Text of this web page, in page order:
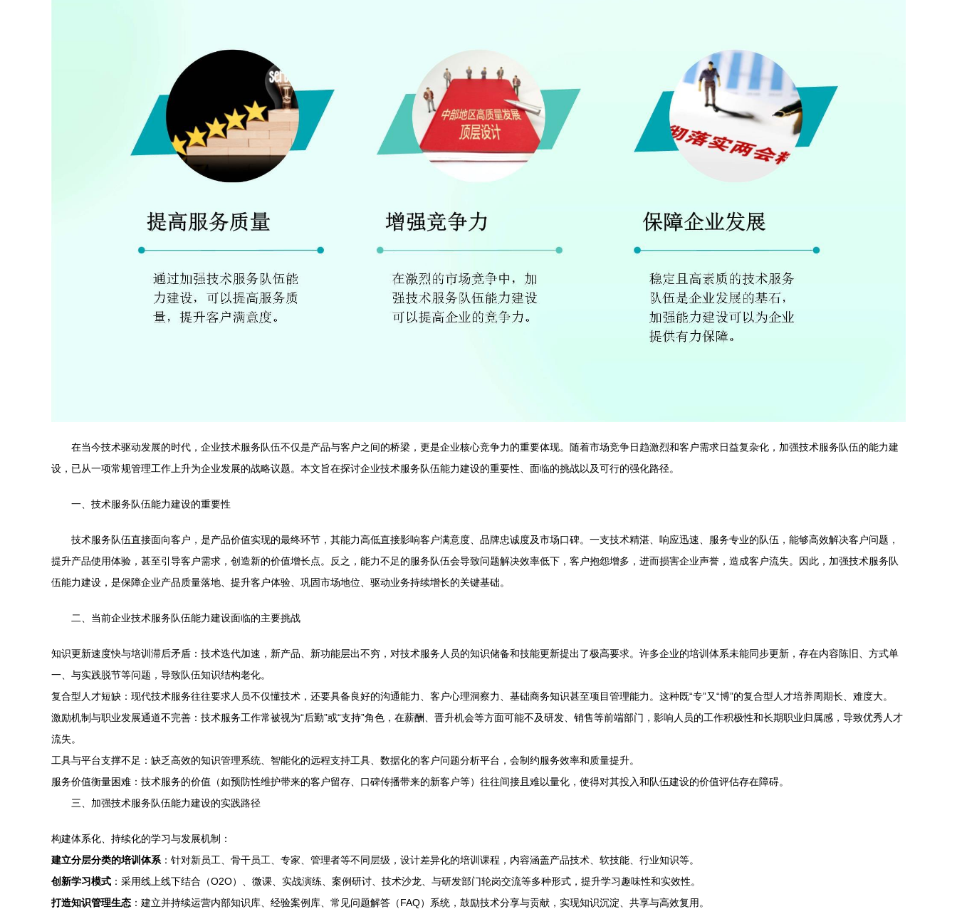
在当今技术驱动发展的时代，企业技术服务队伍不仅是产品与客户之间的桥梁，更是企业核心竞争力的重要体现。随着市场竞争日趋激烈和客户需求日益复杂化，加强技术服务队伍的能力建
设，已从一项常规管理工作上升为企业发展的战略议题。本文旨在探讨企业技术服务队伍能力建设的重要性、面临的挑战以及可行的强化路径。
一、技术服务队伍能力建设的重要性
技术服务队伍直接面向客户，是产品价值实现的最终环节，其能力高低直接影响客户满意度、品牌忠诚度及市场口碑。一支技术精湛、响应迅速、服务专业的队伍，能够高效解决客户问题，
提升产品使用体验，甚至引导客户需求，创造新的价值增长点。反之，能力不足的服务队伍会导致问题解决效率低下，客户抱怨增多，进而损害企业声誉，造成客户流失。因此，加强技术服务队
伍能力建设，是保障企业产品质量落地、提升客户体验、巩固市场地位、驱动业务持续增长的关键基础。
二、当前企业技术服务队伍能力建设面临的主要挑战
知识更新速度快与培训滞后矛盾：技术迭代加速，新产品、新功能层出不穷，对技术服务人员的知识储备和技能更新提出了极高要求。许多企业的培训体系未能同步更新，存在内容陈旧、方式单
一、与实践脱节等问题，导致队伍知识结构老化。
复合型人才短缺：现代技术服务往往要求人员不仅懂技术，还要具备良好的沟通能力、客户心理洞察力、基础商务知识甚至项目管理能力。这种既“专”又“博”的复合型人才培养周期长、难度大。
激励机制与职业发展通道不完善：技术服务工作常被视为“后勤”或“支持”角色，在薪酬、晋升机会等方面可能不及研发、销售等前端部门，影响人员的工作积极性和长期职业归属感，导致优秀人才
流失。
工具与平台支撑不足：缺乏高效的知识管理系统、智能化的远程支持工具、数据化的客户问题分析平台，会制约服务效率和质量提升。
服务价值衡量困难：技术服务的价值（如预防性维护带来的客户留存、口碑传播带来的新客户等）往往间接且难以量化，使得对其投入和队伍建设的价值评估存在障碍。
三、加强技术服务队伍能力建设的实践路径
构建体系化、持续化的学习与发展机制：
建立分层分类的培训体系 ：针对新员工、骨干员工、专家、管理者等不同层级，设计差异化的培训课程，内容涵盖产品技术、软技能、行业知识等。
创新学习模式 ：采用线上线下结合（O2O）、微课、实战演练、案例研讨、技术沙龙、与研发部门轮岗交流等多种形式，提升学习趣味性和实效性。
打造知识管理生态 ：建立并持续运营内部知识库、经验案例库、常见问题解答（FAQ）系统，鼓励技术分享与贡献，实现知识沉淀、共享与高效复用。